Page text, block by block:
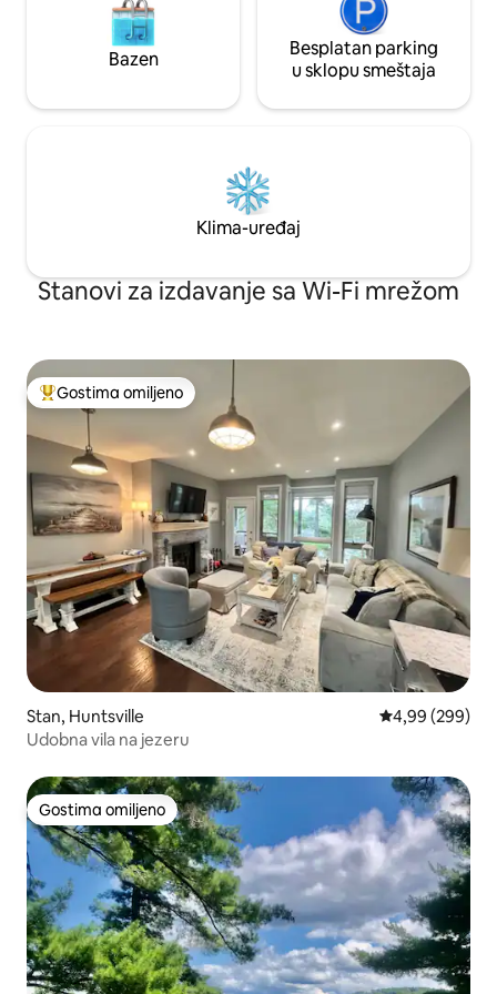
Bazen
Besplatan parking
u sklopu smeštaja
Klima-uređaj
Stanovi za izdavanje sa Wi-Fi mrežom
Najuspešniji među gostima omiljenim
Gostima omiljeno
Stan, Huntsville Prosečna
4,99 (299)
Udobna vila na jezeru
Gostima omiljeno
Gostima omiljeno